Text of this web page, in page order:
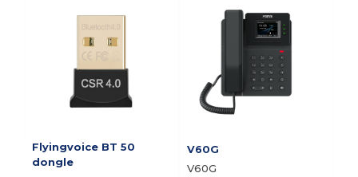
Flyingvoice BT 50
dongle
V60G
V60G